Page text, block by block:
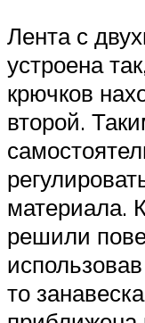
Лента с
устроена
крючков
второй.
материала.
решили
то